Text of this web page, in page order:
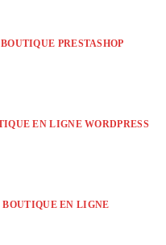
PRESTASHOP
EN LIGNE WORDPRESS
BOUTIQUE EN LIGNE